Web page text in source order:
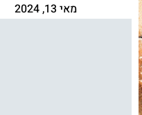
מאי 13, 2024